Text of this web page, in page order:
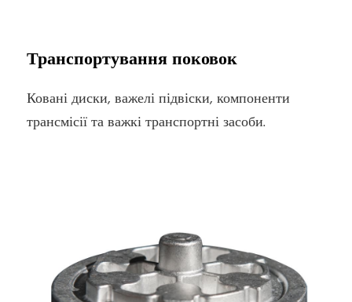
Транспортування поковок
Ковані диски, важелі підвіски, компоненти
трансмісії та важкі транспортні засоби.